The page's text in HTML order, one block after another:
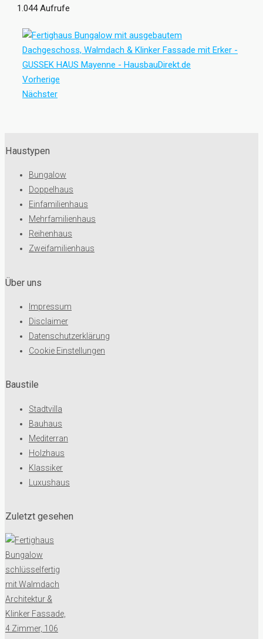
1.044 Aufrufe
Vorherige
Nächster
Haustypen
Bungalow
Doppelhaus
Einfamilienhaus
Mehrfamilienhaus
Reihenhaus
Zweifamilienhaus
Baustile
Stadtvilla
Bauhaus
Mediterran
Holzhaus
Klassiker
Luxushaus
Über uns
Impressum
Disclaimer
Datenschutzerklärung
Cookie Einstellungen
Zuletzt gesehen